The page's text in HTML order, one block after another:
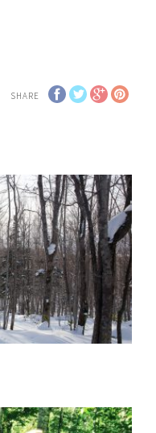
SHARE